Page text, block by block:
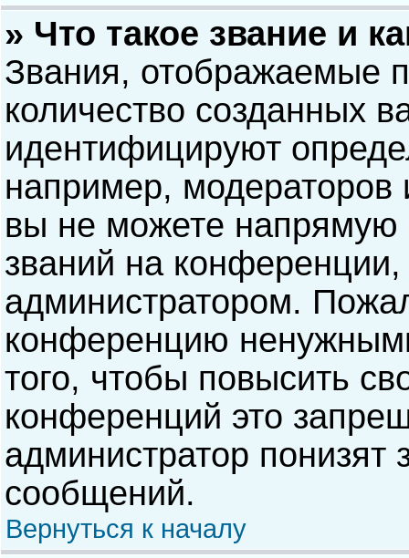
» Что такое звание и
Звания, отображаемые
количество созданных
идентифицируют
например,
вы не можете напрямую
званий на
администратором.
конференцию
того, чтобы повысить
конференций это
администратор понизят
сообщений.
Вернуться к началу